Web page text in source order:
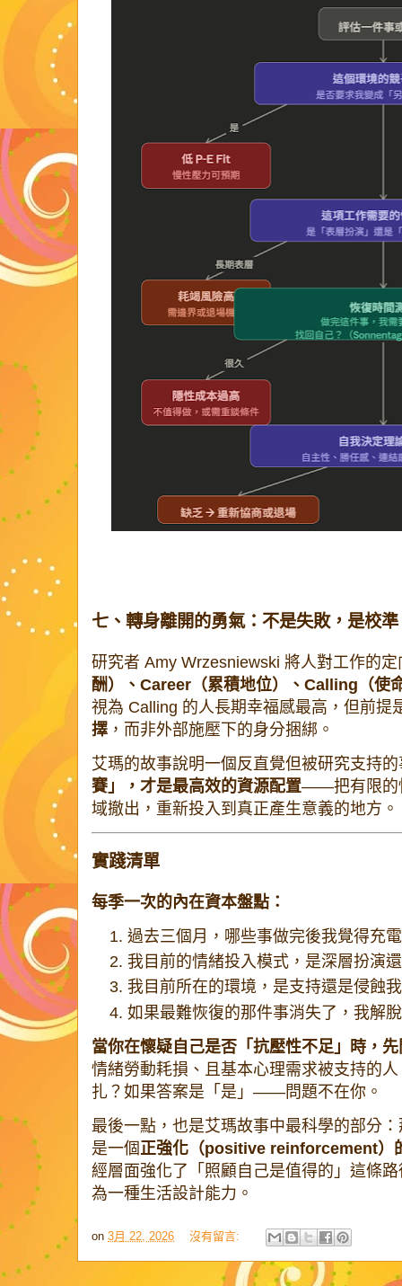
七、轉身離開的勇氣：不是失敗，是校準
研究者 Amy Wrzesniewski 將人對工作的
酬）、Career（累積地位）、Calling（使
視為 Calling 的人長期幸福感最高，但前提
擇 ，而非外部施壓下的身分捆綁。
艾瑪的故事說明一個反直覺但被研究支持
賽」，才是最高效的資源配置——把有限的
域撤出，重新投入到真正產生意義的地方。
實踐清單
每季一次的內在資本盤點：
過去三個月，哪些事做完後我覺得充
我目前的情緒投入模式，是深層扮演
我目前所在的環境，是支持還是侵蝕
如果最難恢復的那件事消失了，我解
當你在懷疑自己是否「抗壓性不足」時，先
情緒勞動耗損、且基本心理需求被支持的
扎？如果答案是「是」——問題不在你。
最後一點，也是艾瑪故事中最科學的部分
是一個正強化（positive reinforcement）
經層面強化了「照顧自己是值得的」這條
為一種生活設計能力。
on 3月 22, 2026 沒有留言: